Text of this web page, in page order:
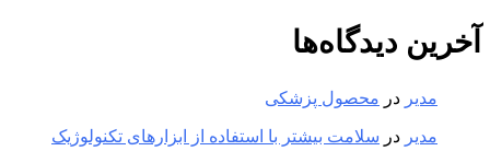
آخرین دیدگاه‌ها
مدیر در محصول پزشکی
مدیر در سلامت بیشتر با استفاده از ابزارهای تکنولوژیک